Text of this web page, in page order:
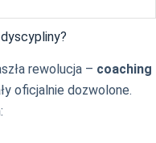
rewolucja – coaching
oficjalnie dozwolone.